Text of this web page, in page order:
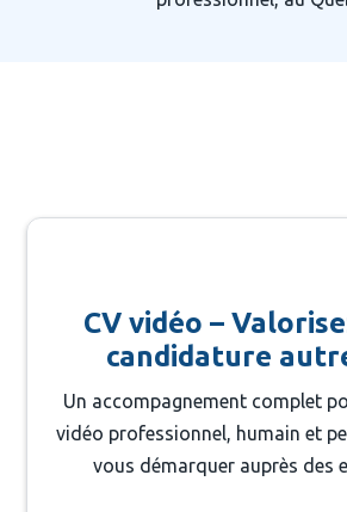
CV vidéo –
candidature
Un accompagnement complet
vidéo professionnel, humain et
vous démarquer auprès des